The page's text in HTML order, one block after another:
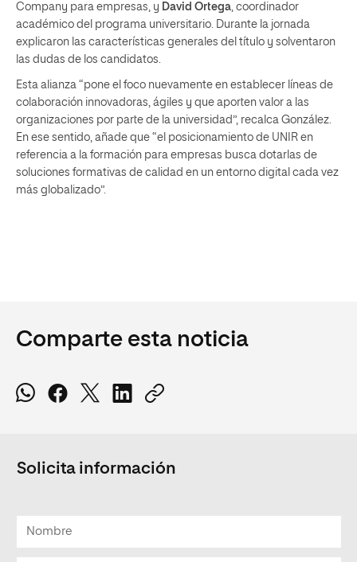
Company para empresas, y David Ortega , coordinador
académico del programa universitario. Durante la jornada
explicaron las características generales del título y solventaron
las dudas de los candidatos.
Esta alianza “pone el foco nuevamente en establecer líneas de
colaboración innovadoras, ágiles y que aporten valor a las
organizaciones por parte de la universidad”, recalca González.
En ese sentido, añade que “el posicionamiento de UNIR en
referencia a la formación para empresas busca dotarlas de
soluciones formativas de calidad en un entorno digital cada vez
más globalizado”.
Comparte esta noticia
Solicita información